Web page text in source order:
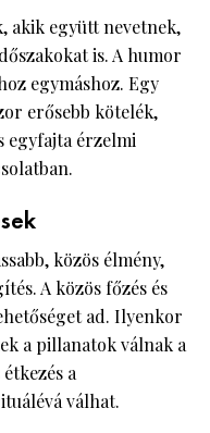
akik együtt nevetnek,
is. A humor
egymáshoz. Egy
erősebb kötelék,
egyfajta érzelmi
közös élmény,
A közös főzés és
ad. Ilyenkor
a pillanatok válnak a
a
válhat.